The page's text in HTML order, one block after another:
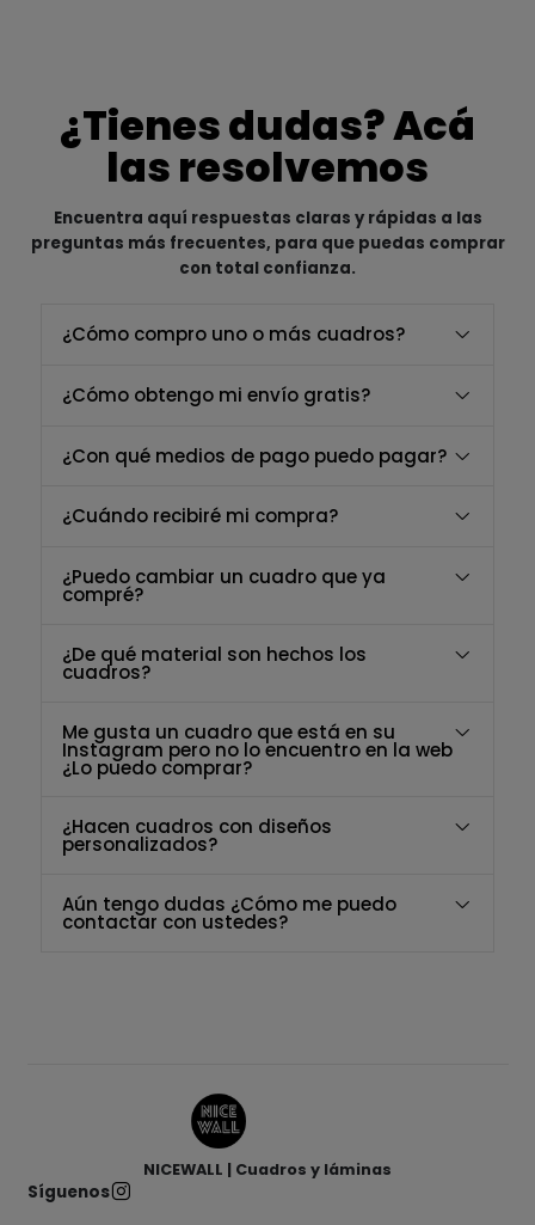
¿Tienes dudas? Acá
las resolvemos
Encuentra aquí respuestas claras y rápidas a las
preguntas más frecuentes, para que puedas comprar
con total confianza.
¿Cómo compro uno o más cuadros?
¿Cómo obtengo mi envío gratis?
¿Con qué medios de pago puedo pagar?
¿Cuándo recibiré mi compra?
¿Puedo cambiar un cuadro que ya
compré?
¿De qué material son hechos los
cuadros?
Me gusta un cuadro que está en su
Instagram pero no lo encuentro en la web
¿Lo puedo comprar?
¿Hacen cuadros con diseños
personalizados?
Aún tengo dudas ¿Cómo me puedo
contactar con ustedes?
NICEWALL | Cuadros y láminas
Síguenos